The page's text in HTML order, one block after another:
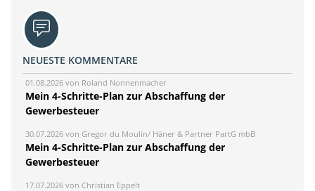
NEUESTE KOMMENTARE
01.08.2026 von Roland Nonnenmacher
Mein 4-Schritte-Plan zur Abschaffung der
Gewerbesteuer
30.07.2026 von Gregor du Moulin/ Häner & Partner PartG mbB
Mein 4-Schritte-Plan zur Abschaffung der
Gewerbesteuer
17.07.2026 von Christian Eppelt